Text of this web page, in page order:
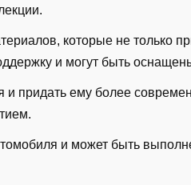
которые не только
и могут быть
и придать ему более
и может быть